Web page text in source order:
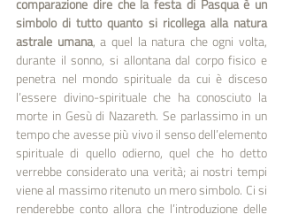
comparazione dire che la festa di Pasqua è un
simbolo di tutto quanto si ricollega alla natura
astrale umana, a quel­ la natura che ogni volta,
durante il sonno, si allontana dal corpo fisico e
penetra nel mondo spirituale da cui è disceso
l’essere divino-spirituale che ha conosciuto la
morte in Gesù di Nazareth. Se parlassimo in un
tempo che avesse più vivo il senso dell’elemento
spirituale di quello odierno, quel che ho detto
verrebbe considerato una verità; ai nostri tempi
viene al massimo ritenuto un mero simbolo. Ci si
renderebbe conto allora che l’introduzione delle